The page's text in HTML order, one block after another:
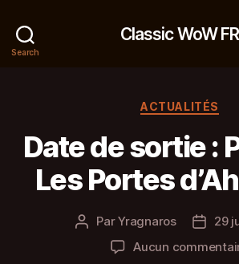
Search
Classic WoW FR
ACTUALITÉS
Date de sortie :
Les Portes
Auteur
l’article
ParYragnaros
Date
29
Aucun